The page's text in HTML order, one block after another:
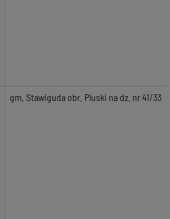
gm. Stawiguda obr. Pluski na dz. nr 41/33